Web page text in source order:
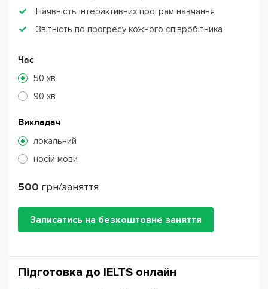
Наявність інтерактивних програм навчання
Звітність по прогресу кожного співробітника
Час
50 хв
90 хв
Викладач
локальний
носій мови
500 грн/заняття
Записатись на безкоштовне заняття
Підготовка до IЕLTS онлайн